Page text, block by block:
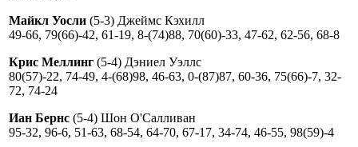
Майкл Уосли (5-3) Джеймс Кэхилл
49-66, 79(66)-42, 61-19, 8-(74)88, 70(60)-33, 47-62, 62-56, 68-8
Крис Меллинг (5-4) Дэниел Уэллс
80(57)-22, 74-49, 4-(68)98, 46-63, 0-(87)87, 60-36, 75(66)-7, 32-
72, 74-24
Иан Бернс (5-4) Шон О'Салливан
95-32, 96-6, 51-63, 68-54, 64-70, 67-17, 34-74, 46-55, 98(59)-4